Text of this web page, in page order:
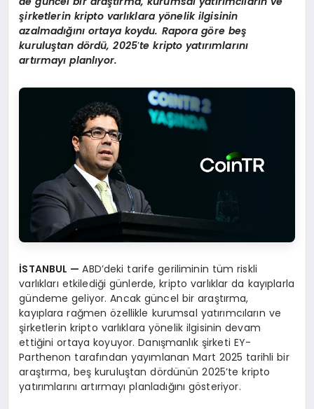
şirketlerin kripto varlıklara yönelik ilgisinin
azalmadığını ortaya koydu. Rapora göre beş
kuruluştan dördü, 2025’te kripto yatırımlarını
artırmayı planlıyor.
İSTANBUL —ABD’deki tarife geriliminin tüm riskli
varlıkları etkilediği günlerde, kripto varlıklar da kayıplarla
gündeme geliyor. Ancak güncel bir araştırma,
kayıplara rağmen özellikle kurumsal yatırımcıların ve
şirketlerin kripto varlıklara yönelik ilgisinin devam
ettiğini ortaya koyuyor. Danışmanlık şirketi EY-
Parthenon tarafından yayımlanan Mart 2025 tarihli bir
araştırma, beş kuruluştan dördünün 2025’te kripto
yatırımlarını artırmayı planladığını gösteriyor.